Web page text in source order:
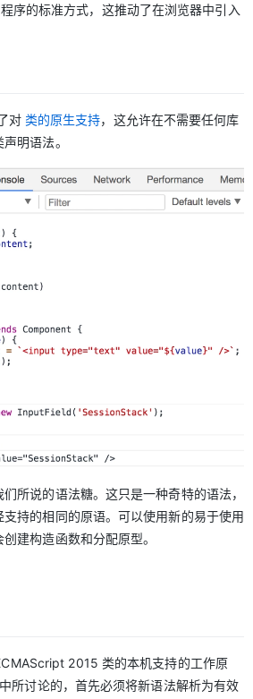
序的标准方式，这推动了在浏览器中引入
对 类的原生支持，这允许在不需要任何库
明语法。
所说的语法糖。这只是一种奇特的语法，
持的相同的原语。可以使用新的易于使用
建构造函数和分配原型。
2015 类的本机支持的工作原
中所讨论的，首先必须将新语法解析为有效